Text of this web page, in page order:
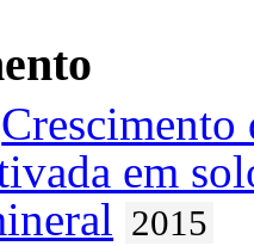
Crescimento
em
2015